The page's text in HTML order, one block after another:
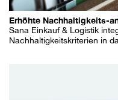
Erhöhte Nachhaltigkeits-
Sana Einkauf & Logistik
Nachhaltigkeitskriterien in